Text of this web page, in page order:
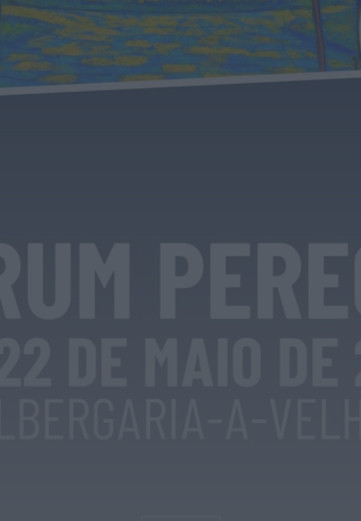
Rádio Caria
Ambulância de emergência médica vai
manter-se no Fundão
HOJE, 0:08
Rádio Caria